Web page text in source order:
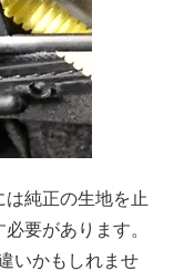
純正の生地を止
要があります。
いかもしれませ